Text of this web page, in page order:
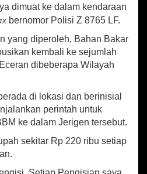
dimuat ke dalam kendaraan
bernomor Polisi Z 8765 LF.
yang diperoleh, Bahan Bakar
kembali ke sejumlah
dibeberapa Wilayah
di lokasi dan berinisial
perintah untuk
ke dalam Jerigen tersebut.
sekitar Rp 220 ribu setiap